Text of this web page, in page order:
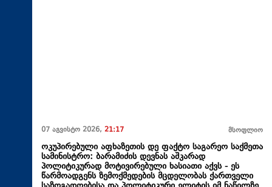
07 აგვისტო 2026, 21:17 მსოფლიო
ოკუპირებული აფხაზეთის დე ფაქტო საგარეო საქმეთა
სამინისტრო: ბარამიძის დევნას აშკარად
პოლიტიკურად მოტივირებული ხასიათი აქვს - ეს
წარმოადგენს ზემოქმედების მცდელობას ქართველი